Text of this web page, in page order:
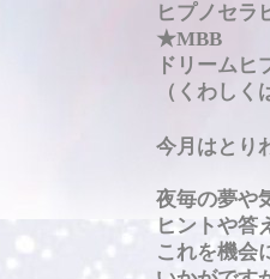
ヒプノ
★MBB
ドリーム
（くわし
今月はとり
夜毎の夢や
ヒントや
これを機会